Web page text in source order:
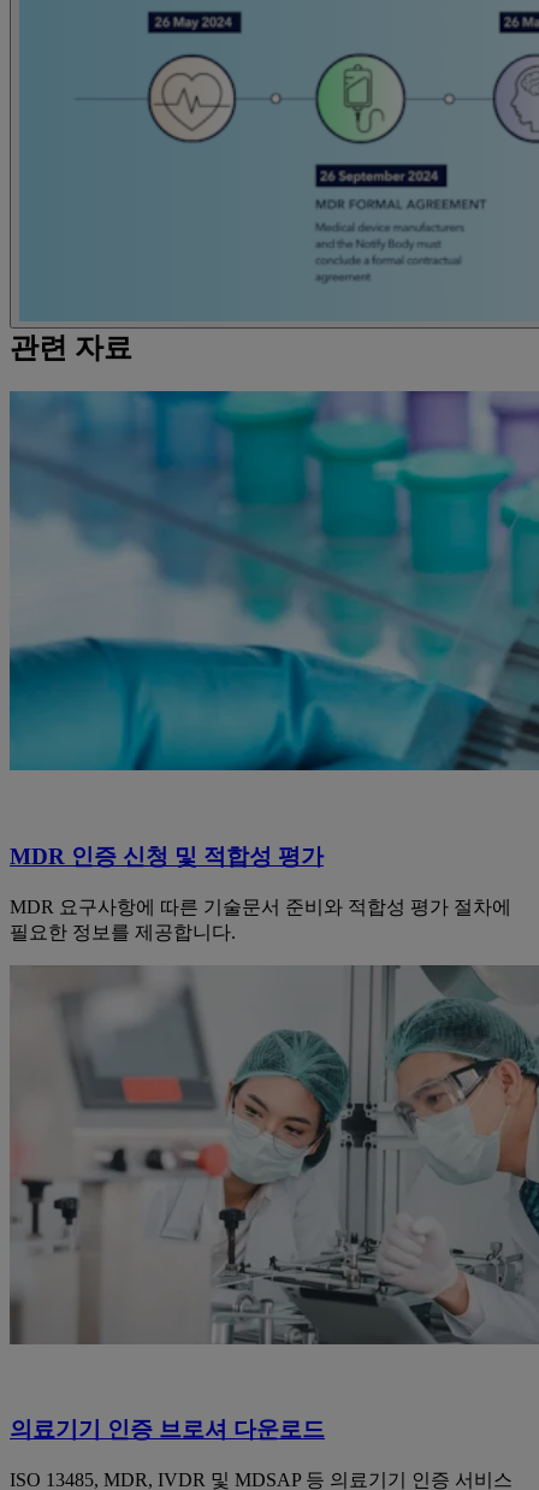
관련 자료
MDR 인증 신청 및 적합성 평가
MDR 요구사항에 따른 기술문서 준비와 적합성 평가 절차에
필요한 정보를 제공합니다.
의료기기 인증 브로셔 다운로드
ISO 13485, MDR, IVDR 및 MDSAP 등 의료기기 인증 서비스